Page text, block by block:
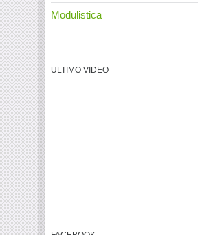
Modulistica
ULTIMO VIDEO